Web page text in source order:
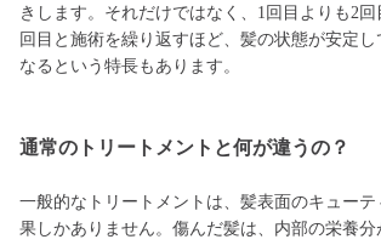
きします。それだけではなく、1回目よりも2
回目と施術を繰り返すほど、髪の状態が安定し
なるという特長もあります。
通常のトリートメントと何が違うの？
一般的なトリートメントは、髪表面のキュー
果しかありません。傷んだ髪は、内部の栄養